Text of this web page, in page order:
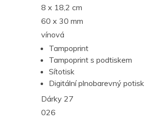
8 x 18,2 cm
60 x 30 mm
vínová
Tampoprint
Tampoprint s podtiskem
Sítotisk
Digitální plnobarevný potisk
Dárky 27
026